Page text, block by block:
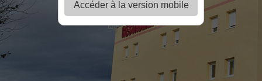
Accéder à la version mobile